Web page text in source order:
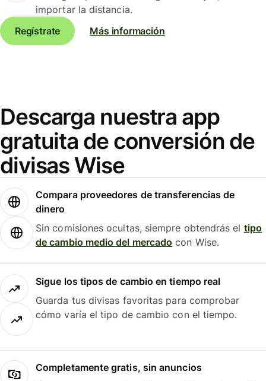
importar la distancia.
Regístrate
Más información
Descarga nuestra app
gratuita de conversión de
divisas Wise
Compara proveedores de transferencias de
dinero
Sin comisiones ocultas, siempre obtendrás el tipo
de cambio medio del mercado con Wise.
Sigue los tipos de cambio en tiempo real
Guarda tus divisas favoritas para comprobar
cómo varía el tipo de cambio con el tiempo.
Completamente gratis, sin anuncios